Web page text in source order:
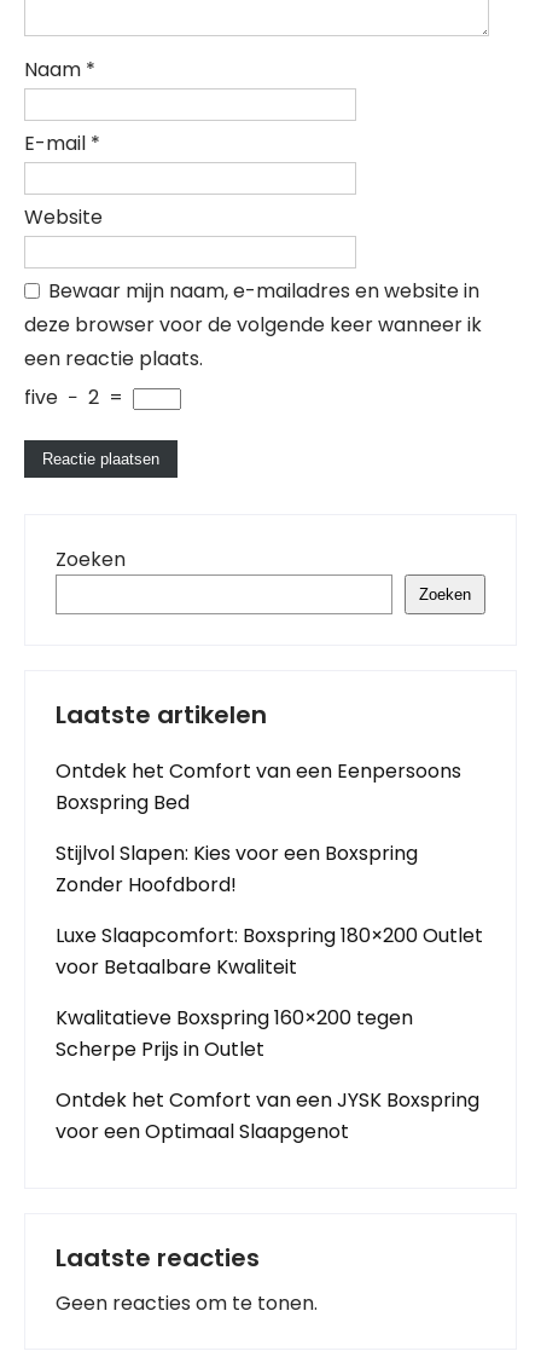
Naam *
E-mail *
Website
Bewaar mijn naam, e-mailadres en website in
deze browser voor de volgende keer wanneer ik
een reactie plaats.
five − 2 =
Zoeken
Zoeken
Laatste artikelen
Ontdek het Comfort van een Eenpersoons
Boxspring Bed
Stijlvol Slapen: Kies voor een Boxspring
Zonder Hoofdbord!
Luxe Slaapcomfort: Boxspring 180×200 Outlet
voor Betaalbare Kwaliteit
Kwalitatieve Boxspring 160×200 tegen
Scherpe Prijs in Outlet
Ontdek het Comfort van een JYSK Boxspring
voor een Optimaal Slaapgenot
Laatste reacties
Geen reacties om te tonen.